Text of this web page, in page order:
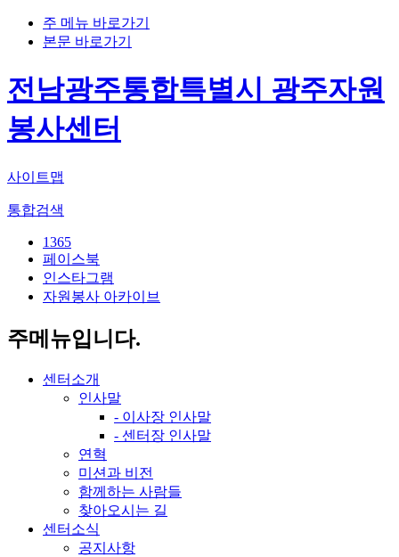
주 메뉴 바로가기
본문 바로가기
전남광주통합특별시 광주자원
봉사센터
사이트맵
통합검색
1365
페이스북
인스타그램
자원봉사 아카이브
주메뉴입니다.
센터소개
인사말
- 이사장 인사말
- 센터장 인사말
연혁
미션과 비전
함께하는 사람들
찾아오시는 길
센터소식
공지사항